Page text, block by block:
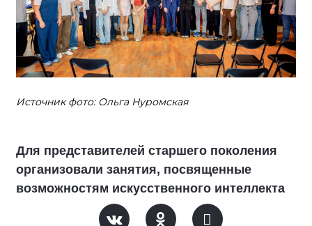
Источник фото: Ольга Нуромская
Для представителей старшего поколения
организовали занятия, посвященные
возможностям искусственного интеллекта